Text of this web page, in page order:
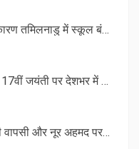
साइक्लोन डिटवाह के कारण तमिलनाडु में स्कूल बंद, तीव्र बारिश और बाढ़ की चेतावनी
बाबू जगजीवन राम की 117वीं जयंती पर देशभर में आयोजित किए गए विशेष कार्यक्रम
IPL 2025: अश्विन की वापसी और नूर अहमद पर बड़ा दांव, CSK ने सजाई अपनी सेना